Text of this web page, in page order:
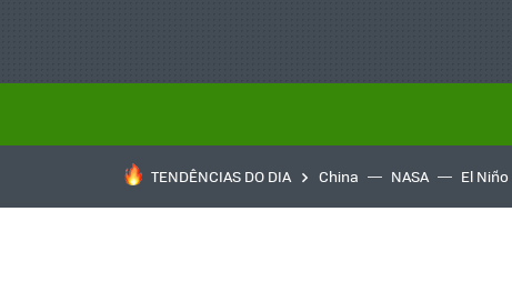
TENDÊNCIAS DO DIA China NASA El Niño